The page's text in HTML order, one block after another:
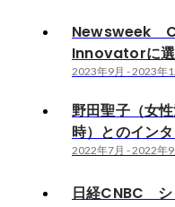
Newsweek
Innovatorに選
2023年9月 -2023年
野田聖子（女
時）とのイン
2022年7月 -2022年9
日経CNBC シ